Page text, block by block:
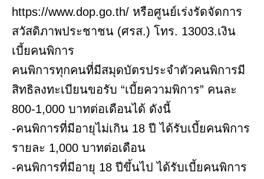
https://www.dop.go.th/ หรือศูนย์เร่งรัดจัดการ
สวัสดิภาพประชาชน (ศรส.) โทร. 13003.เงิน
เบี้ยคนพิการ
คนพิการทุกคนที่มีสมุดบัตรประจำตัวคนพิการมี
สิทธิลงทะเบียนขอรับ “เบี้ยความพิการ” คนละ
800-1,000 บาทต่อเดือนได้ ดังนี้
-คนพิการที่มีอายุไม่เกิน 18 ปี ได้รับเบี้ยคนพิการ
รายละ 1,000 บาทต่อเดือน
-คนพิการที่มีอายุ 18 ปีขึ้นไป ได้รับเบี้ยคนพิการ